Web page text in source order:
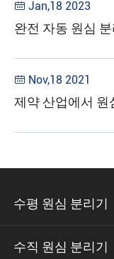
 Jan,18 2023
완전 자동 원심
 Nov,18 2021
제약 산업에서 원
수평 원심 분리기
수직 원심 분리기